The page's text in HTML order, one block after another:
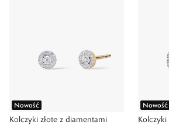
Nowość
Kolczyki złote z diamentami
Nowość